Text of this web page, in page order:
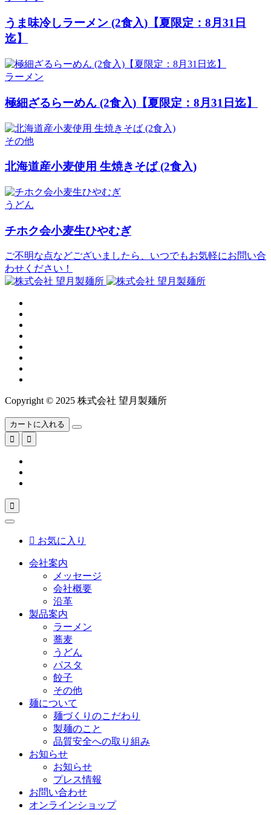
うま味冷しラーメン (2食入)【夏限定：8月31日
迄】
ラーメン
極細ざるらーめん (2食入)【夏限定：8月31日迄】
その他
北海道産小麦使用 生焼きそば (2食入)
うどん
チホク会小麦生ひやむぎ
ご不明な点などございましたら、いつでもお気軽にお問い合
わせください！
Copyright © 2025 株式会社 望月製麺所
カートに入れる



 お気に入り
会社案内
メッセージ
会社概要
沿革
製品案内
ラーメン
蕎麦
うどん
パスタ
餃子
その他
麺について
麺づくりのこだわり
製麺のこと
品質安全への取り組み
お知らせ
お知らせ
プレス情報
お問い合わせ
オンラインショップ